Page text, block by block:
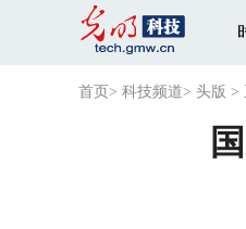
首页 > 科技频道> 头版 >